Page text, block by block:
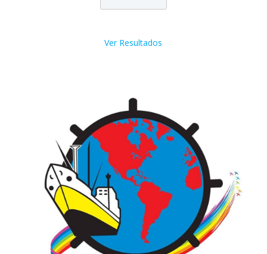
Ver Resultados